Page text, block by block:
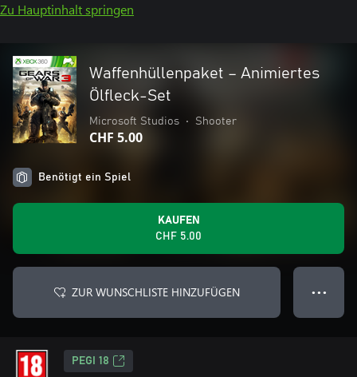
Zu Hauptinhalt springen
Waffenhüllenpaket – Animiertes
Ölfleck-Set
Microsoft Studios • Shooter
CHF 5.00
Benötigt ein Spiel
KAUFEN
CHF 5.00
ZUR WUNSCHLISTE HINZUFÜGEN ● ● ●
PEGI 18